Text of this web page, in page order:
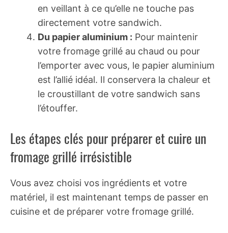
en veillant à ce qu’elle ne touche pas
directement votre sandwich.
Du papier aluminium : Pour maintenir
votre fromage grillé au chaud ou pour
l’emporter avec vous, le papier aluminium
est l’allié idéal. Il conservera la chaleur et
le croustillant de votre sandwich sans
l’étouffer.
Les étapes clés pour préparer et cuire un
fromage grillé irrésistible
Vous avez choisi vos ingrédients et votre
matériel, il est maintenant temps de passer en
cuisine et de préparer votre fromage grillé.